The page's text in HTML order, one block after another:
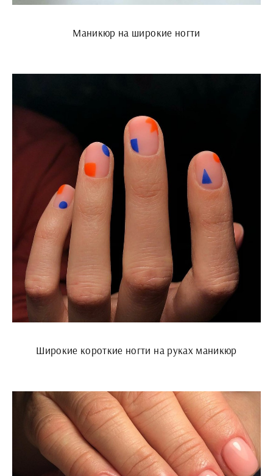
Маникюр на широкие ногти
Широкие короткие ногти на руках маникюр